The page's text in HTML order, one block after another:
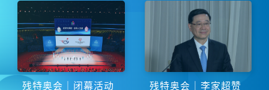
残特奥会｜闭幕活动
残特奥会｜李家超赞